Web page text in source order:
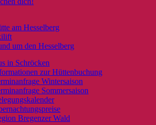
am Hesselberg
um den Hesselberg
in Schröcken
zur Hüttenbuchung
Wintersaison
Sommersaison
Bregenzer Wald